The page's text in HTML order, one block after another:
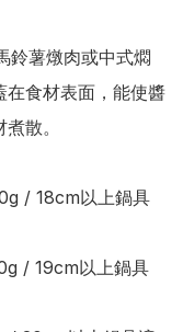
鈴薯燉肉或中式燜
在食材表面，能使醬
散。
/ 18cm以上鍋具
/ 19cm以上鍋具